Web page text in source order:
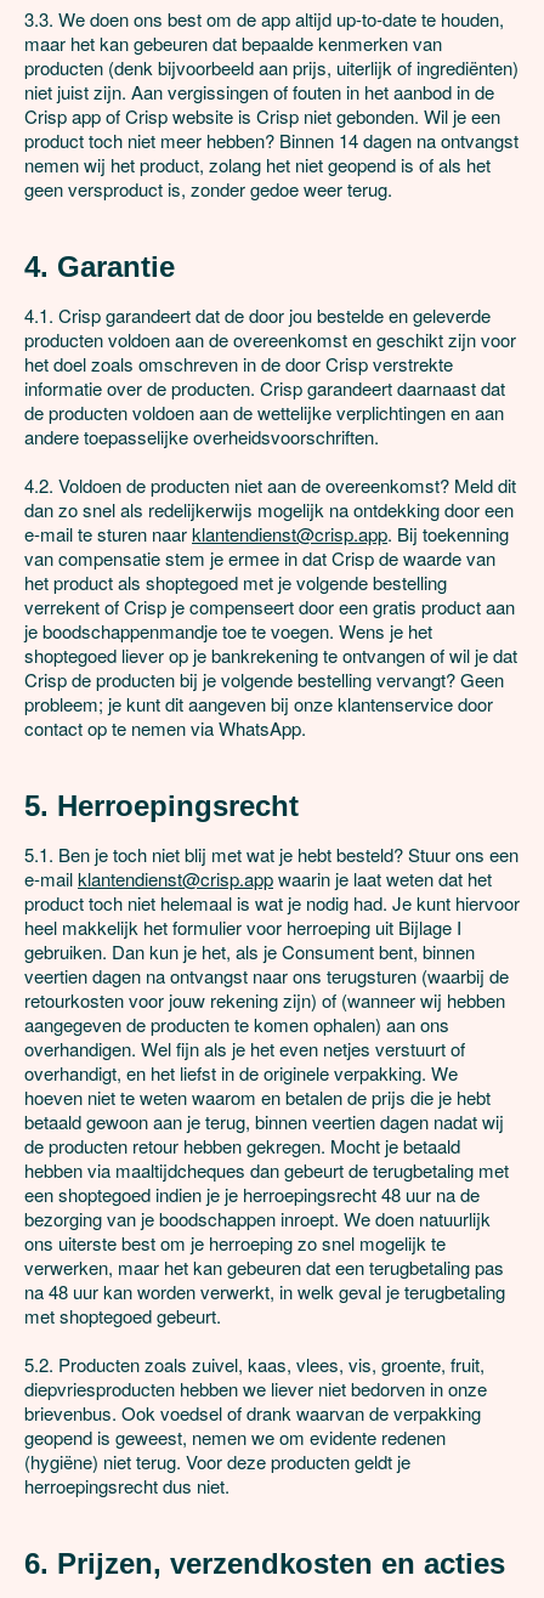
3.3. We doen ons best om de app altijd up-to-date te houden,
maar het kan gebeuren dat bepaalde kenmerken van
producten (denk bijvoorbeeld aan prijs, uiterlijk of ingrediënten)
niet juist zijn. Aan vergissingen of fouten in het aanbod in de
Crisp app of Crisp website is Crisp niet gebonden. Wil je een
product toch niet meer hebben? Binnen 14 dagen na ontvangst
nemen wij het product, zolang het niet geopend is of als het
geen versproduct is, zonder gedoe weer terug.
4. Garantie
4.1. Crisp garandeert dat de door jou bestelde en geleverde
producten voldoen aan de overeenkomst en geschikt zijn voor
het doel zoals omschreven in de door Crisp verstrekte
informatie over de producten. Crisp garandeert daarnaast dat
de producten voldoen aan de wettelijke verplichtingen en aan
andere toepasselijke overheidsvoorschriften.
4.2. Voldoen de producten niet aan de overeenkomst? Meld dit
dan zo snel als redelijkerwijs mogelijk na ontdekking door een
e-mail te sturen naar klantendienst@crisp.app. Bij toekenning
van compensatie stem je ermee in dat Crisp de waarde van
het product als shoptegoed met je volgende bestelling
verrekent of Crisp je compenseert door een gratis product aan
je boodschappenmandje toe te voegen. Wens je het
shoptegoed liever op je bankrekening te ontvangen of wil je dat
Crisp de producten bij je volgende bestelling vervangt? Geen
probleem; je kunt dit aangeven bij onze klantenservice door
contact op te nemen via WhatsApp.
5. Herroepingsrecht
5.1. Ben je toch niet blij met wat je hebt besteld? Stuur ons een
e-mail klantendienst@crisp.app waarin je laat weten dat het
product toch niet helemaal is wat je nodig had. Je kunt hiervoor
heel makkelijk het formulier voor herroeping uit Bijlage I
gebruiken. Dan kun je het, als je Consument bent, binnen
veertien dagen na ontvangst naar ons terugsturen (waarbij de
retourkosten voor jouw rekening zijn) of (wanneer wij hebben
aangegeven de producten te komen ophalen) aan ons
overhandigen. Wel fijn als je het even netjes verstuurt of
overhandigt, en het liefst in de originele verpakking. We
hoeven niet te weten waarom en betalen de prijs die je hebt
betaald gewoon aan je terug, binnen veertien dagen nadat wij
de producten retour hebben gekregen. Mocht je betaald
hebben via maaltijdcheques dan gebeurt de terugbetaling met
een shoptegoed indien je je herroepingsrecht 48 uur na de
bezorging van je boodschappen inroept. We doen natuurlijk
ons uiterste best om je herroeping zo snel mogelijk te
verwerken, maar het kan gebeuren dat een terugbetaling pas
na 48 uur kan worden verwerkt, in welk geval je terugbetaling
met shoptegoed gebeurt.
5.2. Producten zoals zuivel, kaas, vlees, vis, groente, fruit,
diepvriesproducten hebben we liever niet bedorven in onze
brievenbus. Ook voedsel of drank waarvan de verpakking
geopend is geweest, nemen we om evidente redenen
(hygiëne) niet terug. Voor deze producten geldt je
herroepingsrecht dus niet.
6. Prijzen, verzendkosten en acties